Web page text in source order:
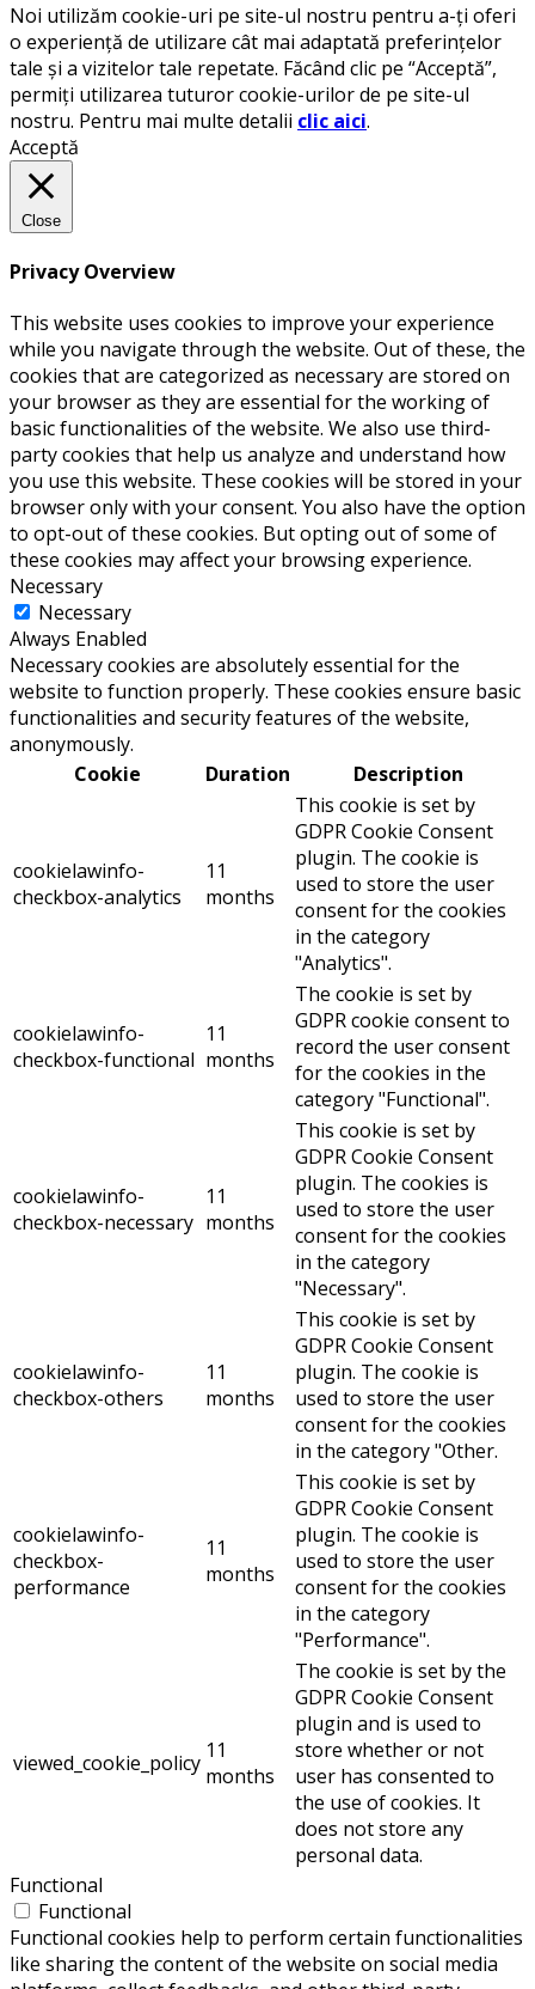
Noi utilizăm cookie-uri pe site-ul nostru pentru a-ți oferi
o experiență de utilizare cât mai adaptată preferințelor
tale și a vizitelor tale repetate. Făcând clic pe “Acceptă”,
permiți utilizarea tuturor cookie-urilor de pe site-ul
nostru. Pentru mai multe detalii clic aici.
Acceptă
Close
Privacy Overview
This website uses cookies to improve your experience
while you navigate through the website. Out of these, the
cookies that are categorized as necessary are stored on
your browser as they are essential for the working of
basic functionalities of the website. We also use third-
party cookies that help us analyze and understand how
you use this website. These cookies will be stored in your
browser only with your consent. You also have the option
to opt-out of these cookies. But opting out of some of
these cookies may affect your browsing experience.
Necessary
Necessary
Always Enabled
Necessary cookies are absolutely essential for the
website to function properly. These cookies ensure basic
functionalities and security features of the website,
anonymously.
Cookie
Duration Description
cookielawinfo-
checkbox-analytics
11
months
This cookie is set by
GDPR Cookie Consent
plugin. The cookie is
used to store the user
consent for the cookies
in the category
"Analytics".
cookielawinfo-
checkbox-functional
11
months
The cookie is set by
GDPR cookie consent to
record the user consent
for the cookies in the
category "Functional".
cookielawinfo-
checkbox-necessary
11
months
This cookie is set by
GDPR Cookie Consent
plugin. The cookies is
used to store the user
consent for the cookies
in the category
"Necessary".
cookielawinfo-
checkbox-others
11
months
This cookie is set by
GDPR Cookie Consent
plugin. The cookie is
used to store the user
consent for the cookies
in the category "Other.
cookielawinfo-
checkbox-
performance
11
months
This cookie is set by
GDPR Cookie Consent
plugin. The cookie is
used to store the user
consent for the cookies
in the category
"Performance".
viewed_cookie_policy 11
months
The cookie is set by the
GDPR Cookie Consent
plugin and is used to
store whether or not
user has consented to
the use of cookies. It
does not store any
personal data.
Functional
Functional
Functional cookies help to perform certain functionalities
like sharing the content of the website on social media